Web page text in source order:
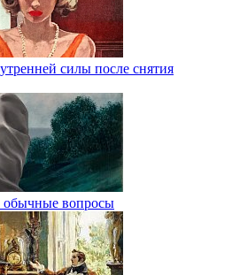
силы после снятия
обычные вопросы